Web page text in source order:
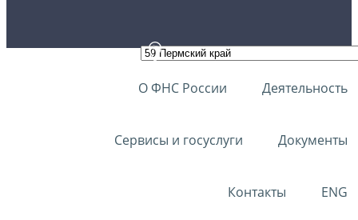
О ФНС России Деятельность
Сервисы и госуслуги Документы
Контакты ENG